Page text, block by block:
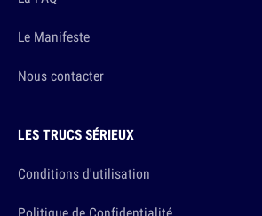
Le Manifeste
Nous contacter
LES TRUCS SÉRIEUX
Conditions d'utilisation